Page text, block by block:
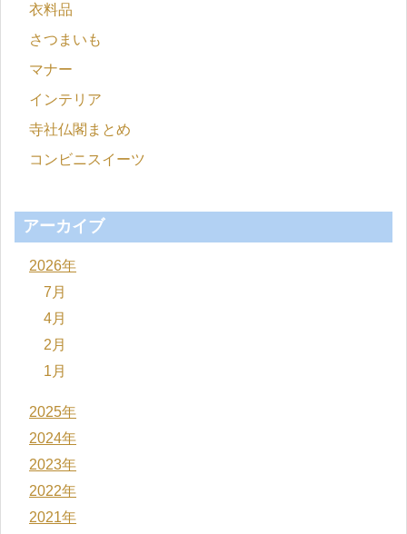
衣料品
さつまいも
マナー
インテリア
寺社仏閣まとめ
コンビニスイーツ
アーカイブ
2026年
7月
4月
2月
1月
2025年
2024年
2023年
2022年
2021年